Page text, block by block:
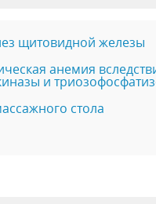
щитовидной железы
анемия
и
стола